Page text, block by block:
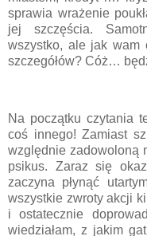
sprawia wrażenie
jej szczęścia.
wszystko, ale jak wam
szczegółów? Cóż…
Na początku czytania
coś innego! Zamiast
względnie zadowoloną
psikus. Zaraz się
zaczyna płynąć
wszystkie zwroty akcji
i ostatecznie
wiedziałam, z jakim